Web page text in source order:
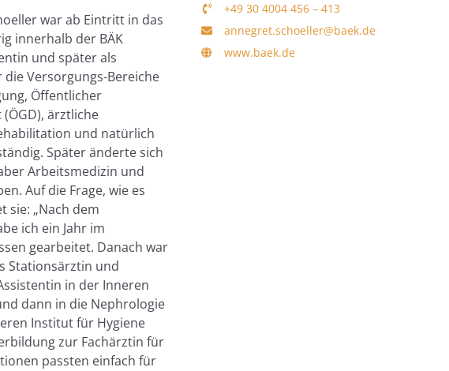
war ab Eintritt in das
innerhalb der BÄK
und später als
Versorgungs-Bereiche
Öffentlicher
ärztliche
und natürlich
Später änderte sich
Arbeitsmedizin und
Auf die Frage, wie es
sie: „Nach dem
ich ein Jahr im
gearbeitet. Danach war
Stationsärztin und
in der Inneren
dann in die Nephrologie
Institut für Hygiene
zur Fachärztin für
passten einfach für
+49 30 4004 456 – 413
annegret.schoeller@baek.de
www.baek.de